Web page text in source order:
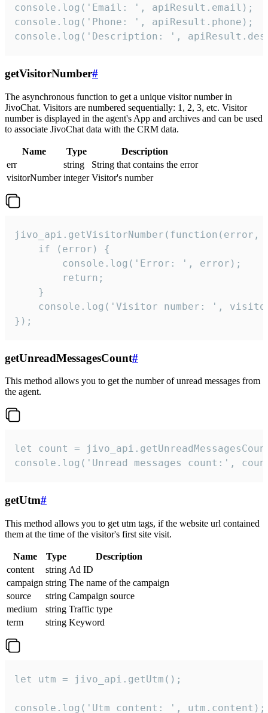
console.log('Email: ', apiResult.email);
console.log('Phone: ', apiResult.phone);
console.log('Description: ',
getVisitorNumber#
The asynchronous function to get a unique visitor number in
JivoChat. Visitors are numbered sequentially: 1, 2, 3, etc. Visitor
number is displayed in the agent's App and archives and can be used
to associate JivoChat data with the CRM data.
Name Type
Description
err
string
String that contains the error
visitorNumber integer Visitor's number
jivo_api.getVisitorNumber(function(error,
    if (error) {
        console.log('Error: ', error);
        return;
    }
console.log('Visitor number: ',
});
getUnreadMessagesCount#
This method allows you to get the number of unread messages from
the agent.
let count =
console.log('Unread messages count:',
getUtm#
This method allows you to get utm tags, if the website url contained
them at the time of the visitor's first site visit.
Name Type
Description
content
string Ad ID
campaign string The name of the campaign
source
string Campaign source
medium
string Traffic type
term
string Keyword
let utm = jivo_api.getUtm();
console.log('Utm content: ', utm.content);